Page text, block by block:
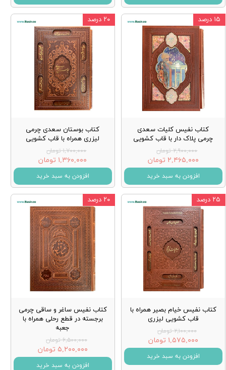
کتاب نفیس کلیات سعدی
چرمی پلاک دار با قاب کشویی
۲,۹۰۰,۰۰۰ تومان
۲,۴۶۵,۰۰۰ تومان
افزودن به سبد خرید
۱۵ درصد
کتاب بوستان سعدی چرمی
لیزری همراه با قاب کشویی
۱,۷۰۰,۰۰۰ تومان
۱,۳۶۰,۰۰۰ تومان
افزودن به سبد خرید
۲۰ درصد
کتاب نفیس خیام بصیر همراه با
قاب کشویی لیزری
۲,۱۰۰,۰۰۰ تومان
۱,۵۷۵,۰۰۰ تومان
افزودن به سبد خرید
۲۵ درصد
کتاب نفیس ساغر و ساقی چرمی
برجسته در قطع رحلی همراه با
جعبه
۶,۵۰۰,۰۰۰ تومان
۵,۲۰۰,۰۰۰ تومان
افزودن به سبد خرید
۲۰ درصد